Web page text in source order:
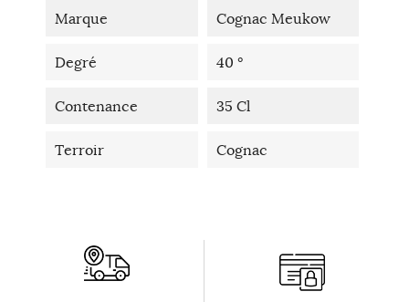
Marque Cognac Meukow
Degré 40 °
Contenance 35 Cl
Terroir Cognac